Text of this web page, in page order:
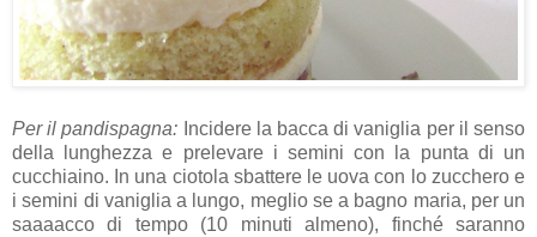
Per il pandispagna: Incidere la bacca di vaniglia per il senso
della lunghezza e prelevare i semini con la punta di un
cucchiaino. In una ciotola sbattere le uova con lo zucchero e
i semini di vaniglia a lungo, meglio se a bagno maria, per un
saaaacco di tempo (10 minuti almeno), finché saranno